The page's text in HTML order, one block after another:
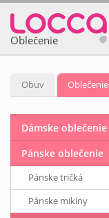
Oblečenie
Obuv Oblečenie
Dámske oblečenie
Pánske oblečenie
Pánske tričká
Pánske mikiny